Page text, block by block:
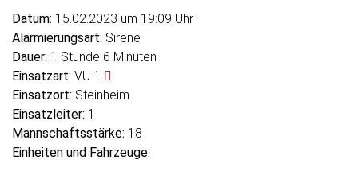
Datum: 15.02.2023 um 19:09 Uhr
Alarmierungsart: Sirene
Dauer: 1 Stunde 6 Minuten
Einsatzart: VU 1
Einsatzort: Steinheim
Einsatzleiter: 1
Mannschaftsstärke: 18
Einheiten und Fahrzeuge: